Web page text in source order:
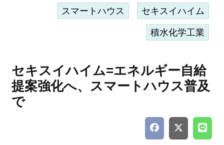
スマートハウス セキスイハイム
積水化学工業
セキスイハイム=エネルギー自給
提案強化へ、スマートハウス普及
で